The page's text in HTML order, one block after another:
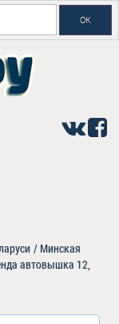
/ Минская
автовышка 12,